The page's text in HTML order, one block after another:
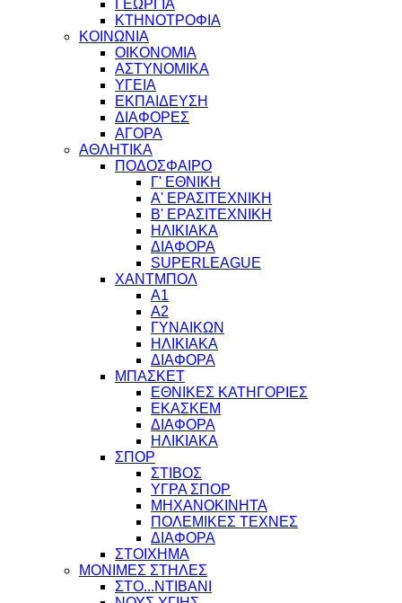
ΓΕΩΡΓΙΑ
ΚΤΗΝΟΤΡΟΦΙΑ
ΚΟΙΝΩΝΙΑ
ΟΙΚΟΝΟΜΙΑ
ΑΣΤΥΝΟΜΙΚΑ
ΥΓΕΙΑ
ΕΚΠΑΙΔΕΥΣΗ
ΔΙΑΦΟΡΕΣ
ΑΓΟΡΑ
ΑΘΛΗΤΙΚΑ
ΠΟΔΟΣΦΑΙΡΟ
Γ' ΕΘΝΙΚΗ
Α' ΕΡΑΣΙΤΕΧΝΙΚΗ
Β' ΕΡΑΣΙΤΕΧΝΙΚΗ
ΗΛΙΚΙΑΚΑ
ΔΙΑΦΟΡΑ
SUPERLEAGUE
ΧΑΝΤΜΠΟΛ
Α1
Α2
ΓΥΝΑΙΚΩΝ
ΗΛΙΚΙΑΚΑ
ΔΙΑΦΟΡΑ
ΜΠΑΣΚΕΤ
ΕΘΝΙΚΕΣ ΚΑΤΗΓΟΡΙΕΣ
ΕΚΑΣΚΕΜ
ΔΙΑΦΟΡΑ
ΗΛΙΚΙΑΚΑ
ΣΠΟΡ
ΣΤΙΒΟΣ
ΥΓΡΑ ΣΠΟΡ
ΜΗΧΑΝΟΚΙΝΗΤΑ
ΠΟΛΕΜΙΚΕΣ ΤΕΧΝΕΣ
ΔΙΑΦΟΡΑ
ΣΤΟΙΧΗΜΑ
ΜΟΝΙΜΕΣ ΣΤΗΛΕΣ
ΣΤΟ...ΝΤΙΒΑΝΙ